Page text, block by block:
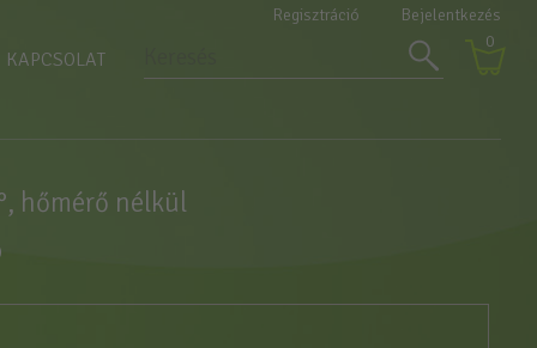
Regisztráció
Bejelentkezés
0
KAPCSOLAT
hőmérő nélkül